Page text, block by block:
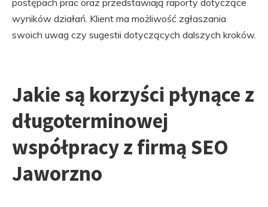
postępach prac oraz przedstawiają raporty dotyczące
wyników działań. Klient ma możliwość zgłaszania
swoich uwag czy sugestii dotyczących dalszych kroków.
Jakie są korzyści płynące z
długoterminowej
współpracy z firmą SEO
Jaworzno